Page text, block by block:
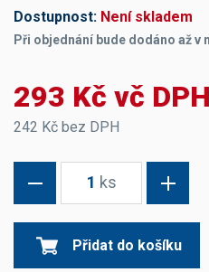
Dostupnost: Není skladem
Při objednání bude dodáno až v
293 Kč vč DPH
242 Kč bez DPH
1 ks
Přidat do košíku